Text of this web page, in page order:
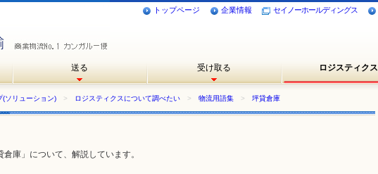
トップページ 企業情報 セイノーホールディングス
送る 受け取る ロジスティクス
(ソリューション) > ロジスティクスについて調べたい > 物流用語集 > 坪貸倉庫
庫」について、解説しています。